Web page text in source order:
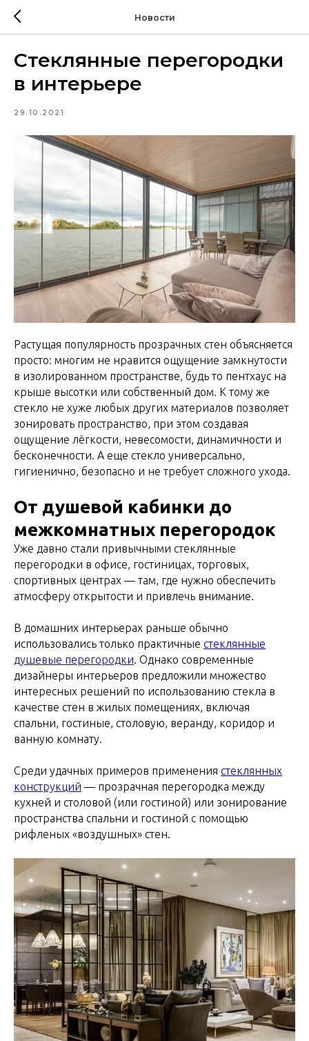
Новости
Стеклянные перегородки
в интерьере
29.10.2021
Растущая популярность прозрачных стен объясняется
просто: многим не нравится ощущение замкнутости
в изолированном пространстве, будь то пентхаус на
крыше высотки или собственный дом. К тому же
стекло не хуже любых других материалов позволяет
зонировать пространство, при этом создавая
ощущение лёгкости, невесомости, динамичности и
бесконечности. А еще стекло универсально,
гигиенично, безопасно и не требует сложного ухода.
От душевой кабинки до
межкомнатных перегородок
Уже давно стали привычными стеклянные
перегородки в офисе, гостиницах, торговых,
спортивных центрах — там, где нужно обеспечить
атмосферу открытости и привлечь внимание.
В домашних интерьерах раньше обычно
использовались только практичные стеклянные
душевые перегородки. Однако современные
дизайнеры интерьеров предложили множество
интересных решений по использованию стекла в
качестве стен в жилых помещениях, включая
спальни, гостиные, столовую, веранду, коридор и
ванную комнату.
Среди удачных примеров применения стеклянных
конструкций — прозрачная перегородка между
кухней и столовой (или гостиной) или зонирование
пространства спальни и гостиной с помощью
рифленых «воздушных» стен.